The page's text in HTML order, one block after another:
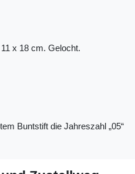
x 18 cm. Gelocht.
Buntstift die Jahreszahl „05“